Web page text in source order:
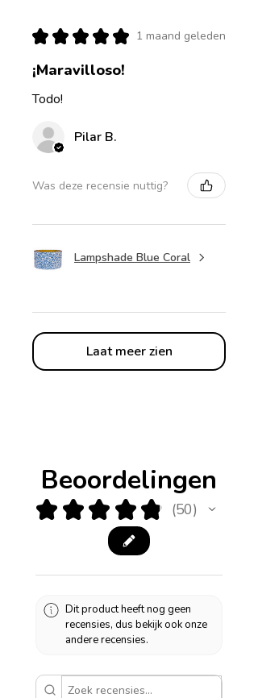
★ ★ ★ ★ ★ 1 maand geleden
¡Maravilloso!
Todo!
Pilar B.
Was deze recensie nuttig?
Lampshade Blue Coral
Laat meer zien
Beoordelingen
★ ★ ★ ★ ★ 50
50
Dit product heeft nog geen
recensies, dus bekijk ook onze
andere recensies.